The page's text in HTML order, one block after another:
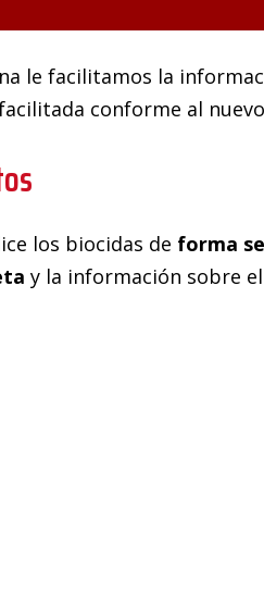
le facilitamos la
conforme al nuevo
los biocidas de forma
y la información sobre